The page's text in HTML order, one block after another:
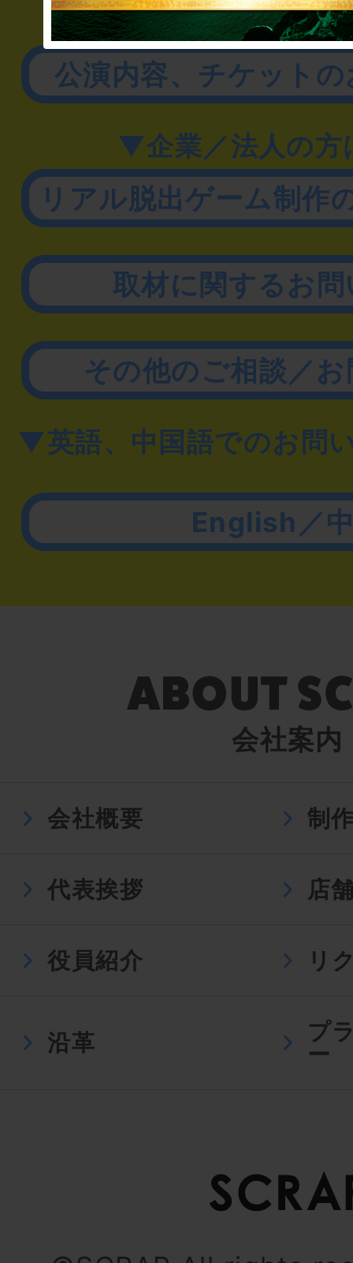
▼一般のお客様
公演内容、チケット
▼企業／法人の方
リアル脱出ゲーム制作
取材に関するお
その他のご相談／
▼英語、中国語でのお問
English／
会社案内
会社概要 制
代表挨拶 店
役員紹介 リ
沿革
プ
ー